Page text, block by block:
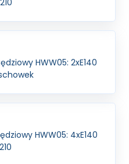
HWW05: 2xE140
HWW05: 4xE140